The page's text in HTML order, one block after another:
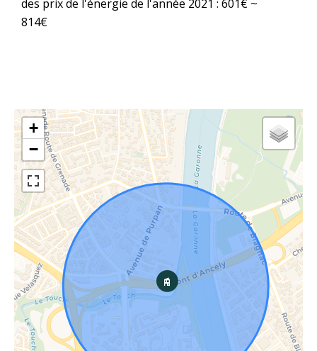
des prix de l'énergie de l'année 2021 : 601€ ~
814€
+
−